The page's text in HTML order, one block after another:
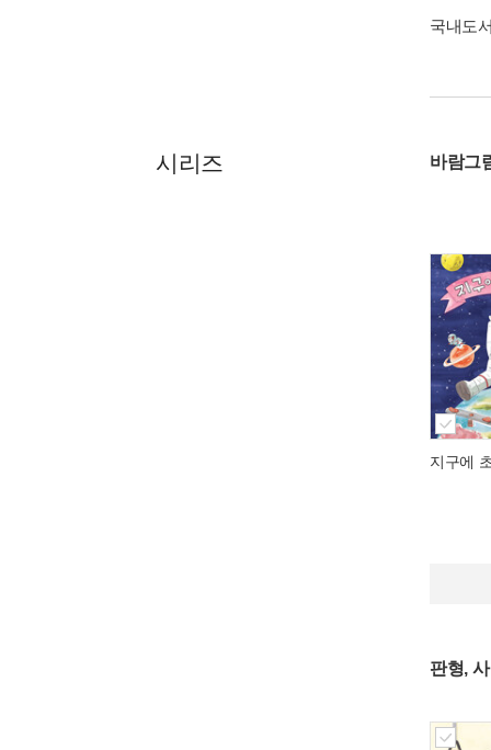
국내도
시리즈 바람그
지구에
판형,